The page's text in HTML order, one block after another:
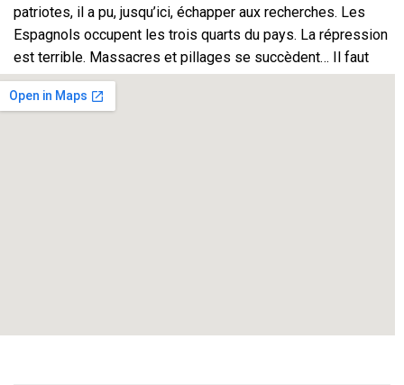
patriotes, il a pu, jusqu’ici, échapper aux recherches. Les
Espagnols occupent les trois quarts du pays. La répression
est terrible. Massacres et pillages se succèdent… Il faut
retrouver Bolivar à tout prix ! Le stratagème mis en place
par Izquierdo, lieutenant espagnol, n’a pas de nom, si ce